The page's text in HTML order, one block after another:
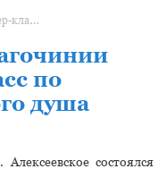
В Алексеевском благочинии прошел мастер-класс по изготовлению сухого душа
по
душа
состоялся